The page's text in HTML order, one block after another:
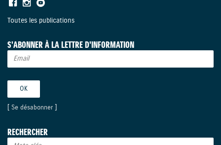
Toutes les publications
S'ABONNER À LA LETTRE D'INFORMATION
Se désabonner
RECHERCHER